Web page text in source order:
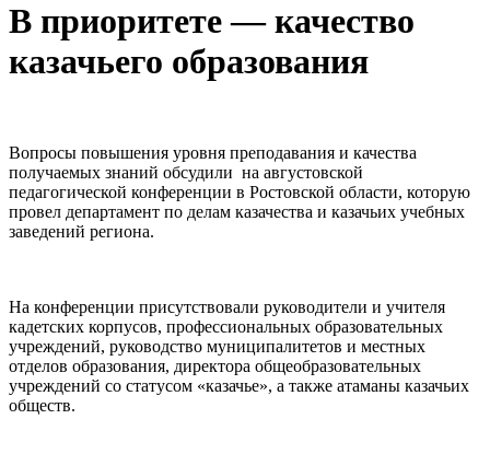
В приоритете — качество
казачьего образования
Вопросы повышения уровня преподавания и качества
получаемых знаний обсудили на августовской
педагогической конференции в Ростовской области, которую
провел департамент по делам казачества и казачьих учебных
заведений региона.
На конференции присутствовали руководители и учителя
кадетских корпусов, профессиональных образовательных
учреждений, руководство муниципалитетов и местных
отделов образования, директора общеобразовательных
учреждений со статусом «казачье», а также атаманы казачьих
обществ.